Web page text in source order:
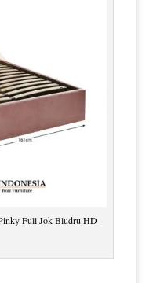
Full Jok Bludru HD-